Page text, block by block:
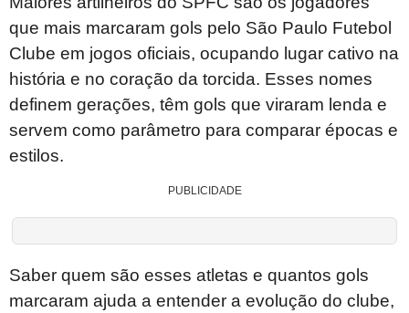
que mais marcaram gols pelo São Paulo Futebol
Clube em jogos oficiais, ocupando lugar cativo na
história e no coração da torcida. Esses nomes
definem gerações, têm gols que viraram lenda e
servem como parâmetro para comparar épocas e
estilos.
PUBLICIDADE
Saber quem são esses atletas e quantos gols
marcaram ajuda a entender a evolução do clube,